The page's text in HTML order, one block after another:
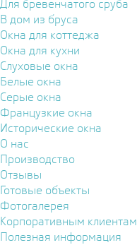
Для бревенчатого сруба
В дом из бруса
Окна для коттеджа
Окна для кухни
Слуховые окна
Белые окна
Серые окна
Французкие окна
Исторические окна
О нас
Производство
Отзывы
Готовые объекты
Фотогалерея
Корпоративным клиентам
Полезная информация